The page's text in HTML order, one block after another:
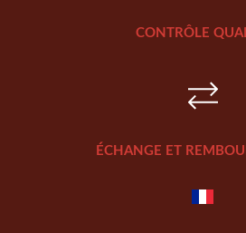
CONTRÔLE
ÉCHANGE ET